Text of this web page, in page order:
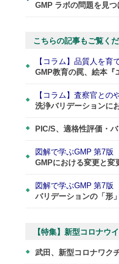
GMP ラボの問題を見つ
こちらの記事もご覧く
【コラム】品質人を育
GMP教育の罠、絵本『
【コラム】査察官との
洗浄バリデーションに
PIC/S、適格性評価・
図解で学ぶGMP 第7版
GMPにおける変更と変
図解で学ぶGMP 第7版
バリデーションの「形」
【特集】新型コロナウ
武田、新型コロナワク